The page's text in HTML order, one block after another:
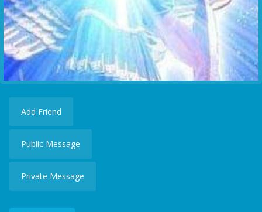
Add Friend
Public Message
Private Message